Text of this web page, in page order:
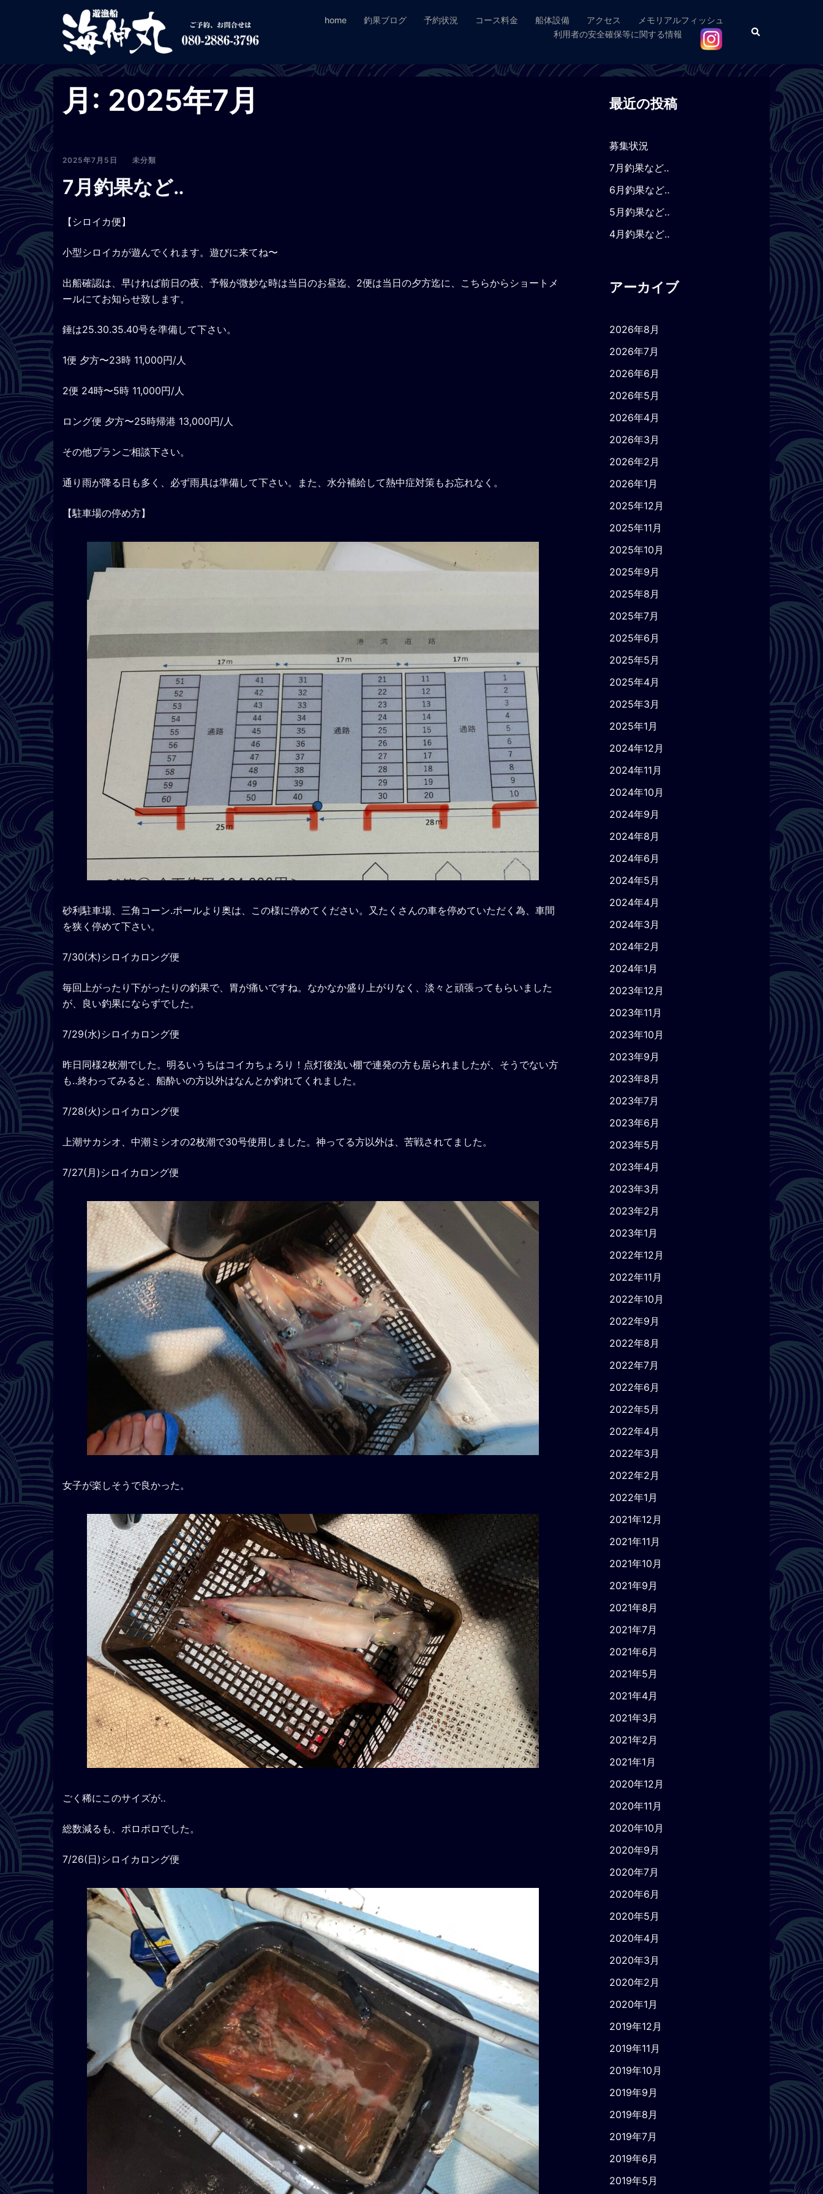
ツ
へ
ス
キ
ッ
プ
home 釣果ブログ 予約状況 コース料金 船体設備 アクセス
メモリアルフィッシュ
利用者の安全確保等に関する情報
検
索
月: 2025年7月
2025年7月5日 未分類
7月釣果など‥
【シロイカ便】
小型シロイカが遊んでくれます。遊びに来てね〜
出船確認は、早ければ前日の夜、予報が微妙な時は当日のお昼迄、2便は当日の夕方迄に、こちらからショートメ
ールにてお知らせ致します。
錘は25.30.35.40号を準備して下さい。
1便 夕方〜23時 11,000円/人
2便 24時〜5時 11,000円/人
ロング便 夕方〜25時帰港 13,000円/人
その他プランご相談下さい。
通り雨が降る日も多く、必ず雨具は準備して下さい。また、水分補給して熱中症対策もお忘れなく。
【駐車場の停め方】
砂利駐車場、三角コーン.ポールより奥は、この様に停めてください。又たくさんの車を停めていただく為、車間
を狭く停めて下さい。
7/30(木)シロイカロング便
毎回上がったり下がったりの釣果で、胃が痛いですね。なかなか盛り上がりなく、淡々と頑張ってもらいました
が、良い釣果にならずでした。
7/29(水)シロイカロング便
昨日同様2枚潮でした。明るいうちはコイカちょろり！点灯後浅い棚で連発の方も居られましたが、そうでない方
も‥終わってみると、船酔いの方以外はなんとか釣れてくれました。
7/28(火)シロイカロング便
上潮サカシオ、中潮ミシオの2枚潮で30号使用しました。神ってる方以外は、苦戦されてました。
7/27(月)シロイカロング便
女子が楽しそうで良かった。
ごく稀にこのサイズが‥
総数減るも、ポロポロでした。
7/26(日)シロイカロング便
最近の投稿
募集状況
7月釣果など‥
6月釣果など‥
5月釣果など‥
4月釣果など‥
アーカイブ
2026年8月
2026年7月
2026年6月
2026年5月
2026年4月
2026年3月
2026年2月
2026年1月
2025年12月
2025年11月
2025年10月
2025年9月
2025年8月
2025年7月
2025年6月
2025年5月
2025年4月
2025年3月
2025年1月
2024年12月
2024年11月
2024年10月
2024年9月
2024年8月
2024年6月
2024年5月
2024年4月
2024年3月
2024年2月
2024年1月
2023年12月
2023年11月
2023年10月
2023年9月
2023年8月
2023年7月
2023年6月
2023年5月
2023年4月
2023年3月
2023年2月
2023年1月
2022年12月
2022年11月
2022年10月
2022年9月
2022年8月
2022年7月
2022年6月
2022年5月
2022年4月
2022年3月
2022年2月
2022年1月
2021年12月
2021年11月
2021年10月
2021年9月
2021年8月
2021年7月
2021年6月
2021年5月
2021年4月
2021年3月
2021年2月
2021年1月
2020年12月
2020年11月
2020年10月
2020年9月
2020年7月
2020年6月
2020年5月
2020年4月
2020年3月
2020年2月
2020年1月
2019年12月
2019年11月
2019年10月
2019年9月
2019年8月
2019年7月
2019年6月
2019年5月